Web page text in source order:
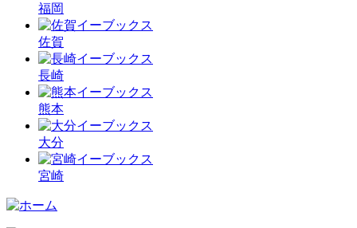
福岡
佐賀
長崎
熊本
大分
宮崎